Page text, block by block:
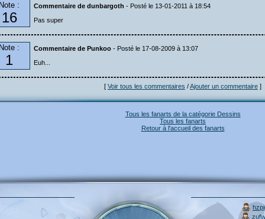
Note :
16
Commentaire de dunbargoth - Posté le 13-01-2011 à 18:54
Pas super
Note :
1
Commentaire de Punkoo - Posté le 17-08-2009 à 13:07
Euh...
[ Voir tous les commentaires /Ajouter un commentaire ]
Tous les fanarts de la catégorie Dessins
Tous les fanarts
Retour à l'accueil des fanarts